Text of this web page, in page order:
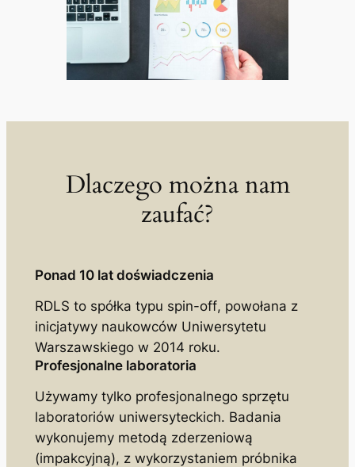
Dlaczego można nam
zaufać?
Ponad 10 lat doświadczenia
RDLS to spółka typu spin-off, powołana z
inicjatywy naukowców Uniwersytetu
Warszawskiego w 2014 roku.
Profesjonalne laboratoria
Używamy tylko profesjonalnego sprzętu
laboratoriów uniwersyteckich. Badania
wykonujemy metodą zderzeniową
(impakcyjną), z wykorzystaniem próbnika